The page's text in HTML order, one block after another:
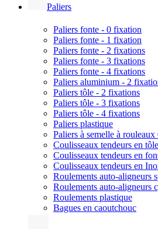
Paliers
Paliers fonte - 0 fixation
Paliers fonte - 1 fixation
Paliers fonte - 2 fixations
Paliers fonte - 3 fixations
Paliers fonte - 4 fixations
Paliers aluminium - 2
Paliers tôle - 2 fixations
Paliers tôle - 3 fixations
Paliers tôle - 4 fixations
Paliers plastique
Paliers à semelle à
Coulisseaux tendeurs en tôle
Coulisseaux tendeurs en
Coulisseaux tendeurs en
Roulements auto-aligneurs
Roulements auto-aligneurs
Roulements plastique
Bagues en caoutchouc